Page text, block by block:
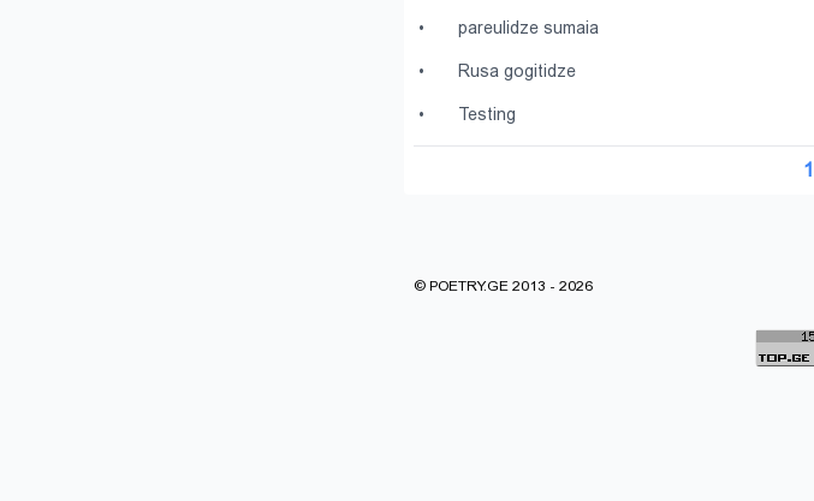
• pareulidze sumaia
• Rusa gogitidze
• Testing
1
© POETRY.GE 2013 - 2026